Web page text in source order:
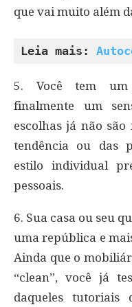
que vai muito além
Leia mais:
5. Você tem um
finalmente um
escolhas já não
tendência ou das
estilo individual
pessoais.
6. Sua casa ou seu
uma república e
Ainda que o
“clean”, você já
daqueles tutoriais